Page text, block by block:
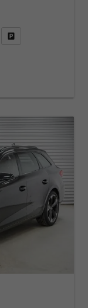
Angebot anfordern
Datei, Fahrzeugexposé